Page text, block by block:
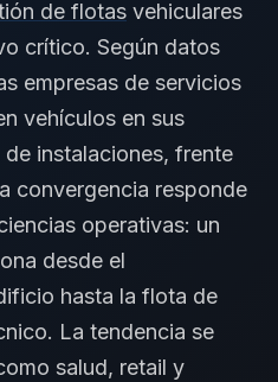
de flotas vehiculares
crítico. Según datos
empresas de servicios
vehículos en sus
instalaciones, frente
convergencia responde
operativas: un
desde el
hasta la flota de
La tendencia se
salud, retail y